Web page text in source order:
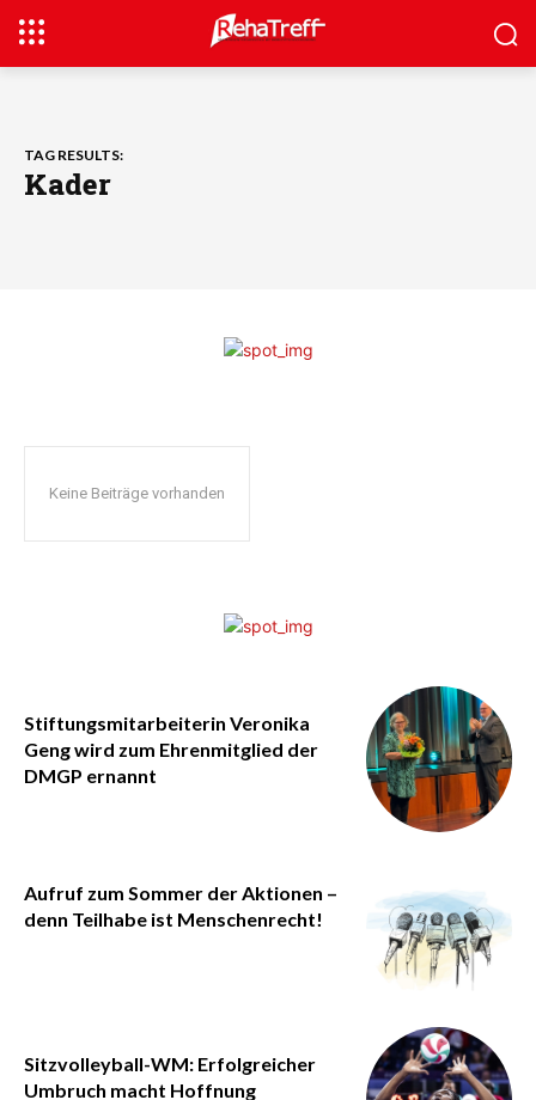
TAG RESULTS:
Kader
Keine Beiträge vorhanden
Stiftungsmitarbeiterin Veronika
Geng wird zum Ehrenmitglied der
DMGP ernannt
Aufruf zum Sommer der Aktionen –
denn Teilhabe ist Menschenrecht!
Sitzvolleyball-WM: Erfolgreicher
Umbruch macht Hoffnung